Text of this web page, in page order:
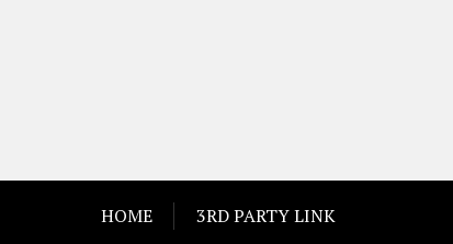
HOME 3RD PARTY LINK